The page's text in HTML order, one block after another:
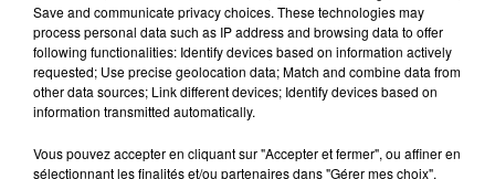
souhaitez l'afficher, merci de nous donner votre accord
en cliquant sur le bouton ci-dessous.
Afficher l'élément
LES DERNIÈRES NEWS Voir plus
Save and communicate privacy choices. These technologies may
process personal data such as IP address and browsing data to offer
following functionalities: Identify devices based on information actively
requested; Use precise geolocation data; Match and combine data from
other data sources; Link different devices; Identify devices based on
information transmitted automatically.
Vous pouvez accepter en cliquant sur "Accepter et fermer", ou affiner en
sélectionnant les finalités et/ou partenaires dans "Gérer mes choix".